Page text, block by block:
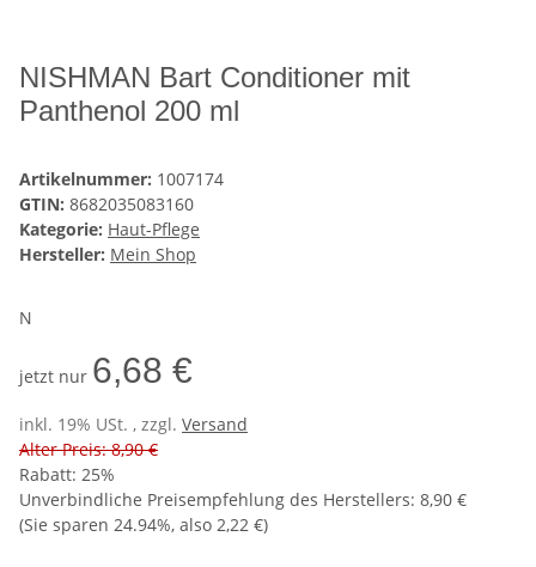
NISHMAN Bart Conditioner mit
Panthenol 200 ml
Artikelnummer: 1007174
GTIN: 8682035083160
Kategorie: Haut-Pflege
Hersteller: Mein Shop
N
jetzt nur 6,68 €
inkl. 19% USt. , zzgl. Versand
Alter Preis: 8,90 €
Rabatt: 25%
Unverbindliche Preisempfehlung des Herstellers: 8,90 €
(Sie sparen 24.94%, also 2,22 €)